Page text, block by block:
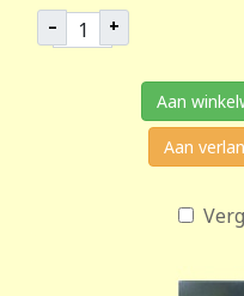
– +
Aan
Aan